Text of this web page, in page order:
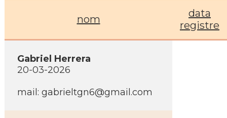
nom
data
registre
Gabriel Herrera
20-03-2026
mail: gabrieltgn6@gmail.com